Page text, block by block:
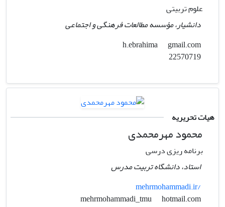
علوم تربیتی
دانشیار، مؤسسه مطالعات فرهنگی و اجتماعی
gmail.com
هیات تحریریه
محمود مهرمحمدی
برنامه ریزی درسی
استاد، دانشگاه تربیت مدرس
mehrmohammadi.ir/
hotmail.com